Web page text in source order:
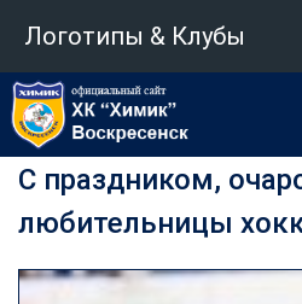
Логотипы & Клубы
С праздником,
любительницы